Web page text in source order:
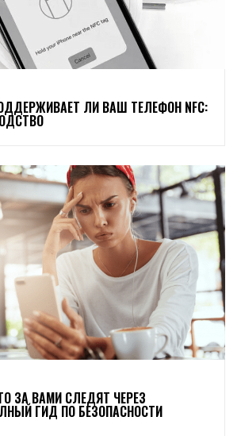
ЛИ ВАШ ТЕЛЕФОН NFC:
ЗА ВАМИ СЛЕДЯТ ЧЕРЕЗ
ГИД ПО БЕЗОПАСНОСТИ